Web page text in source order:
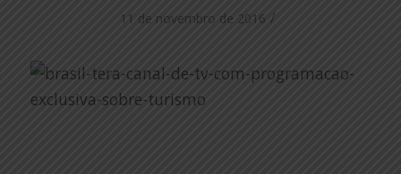
11 de novembro de 2016 /